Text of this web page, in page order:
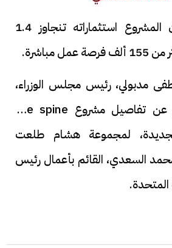
وتابع فى كلمته ان المشروع استثماراته تنجاوز 1.4
مباشرة.
مدبولي، رئيس مجلس الوزراء،
منذ قليل، الإعلان عن تفاصيل مشروع the spine
لمجموعة هشام طلعت
السعدي، القائم بأعمال رئيس